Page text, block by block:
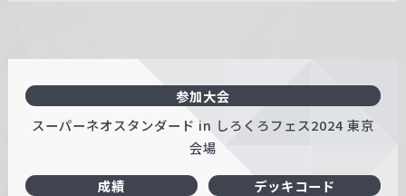
参加大会
スーパーネオスタンダード in しろくろフェス2024 東京
会場
成績
デッキコード